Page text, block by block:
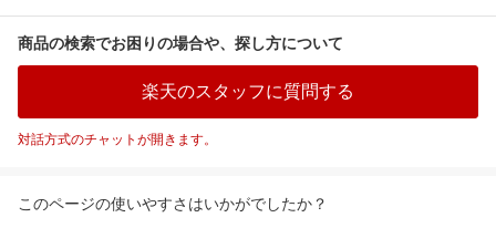
商品の検索でお困りの場合や、探し方について
楽天のスタッフに質問する
対話方式のチャットが開きます。
このページの使いやすさはいかがでしたか？